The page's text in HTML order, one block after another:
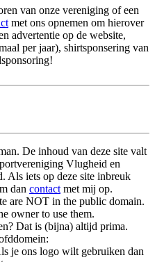
van onze vereniging of een
met ons opnemen om hierover
advertentie op de website,
per jaar), shirtsponsering van
De inhoud van deze site valt
Vlugheid en
Als iets op deze site inbreuk
dan contact met mij op.
are NOT in the public domain.
owner to use them.
Dat is (bijna) altijd prima.
je ons logo wilt gebruiken dan